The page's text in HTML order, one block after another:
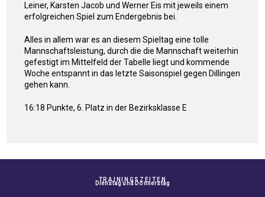
Leiner, Karsten Jacob und Werner Eis mit jeweils einem
erfolgreichen Spiel zum Endergebnis bei.
Alles in allem war es an diesem Spieltag eine tolle
Mannschaftsleistung, durch die die Mannschaft weiterhin
gefestigt im Mittelfeld der Tabelle liegt und kommende
Woche entspannt in das letzte Saisonspiel gegen Dillingen
gehen kann.
16:18 Punkte, 6. Platz in der Bezirksklasse E
TRAININGSZEITEN
Dienstag und Donnerstag